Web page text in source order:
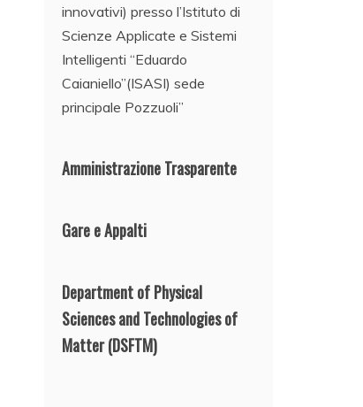
innovativi) presso l’Istituto di
Scienze Applicate e Sistemi
Intelligenti “Eduardo
Caianiello”(ISASI) sede
principale Pozzuoli”
Amministrazione Trasparente
Gare e Appalti
Department of Physical
Sciences and Technologies of
Matter(DSFTM)